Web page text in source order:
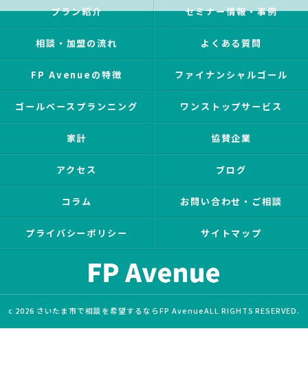
プラン紹介 セミナー情報・事例
相談・加盟の流れ よくある質問
FP Avenueの特徴 ファイナンシャルゴール
ゴールベースプランニング ワンストップサービス
家計 協賛企業
アクセス ブログ
コラム お問い合わせ・ご相談
プライバシーポリシー サイトマップ
c 2026 さいたま市で相談を希望するならFP AvenueALL RIGHTS RESERVED.